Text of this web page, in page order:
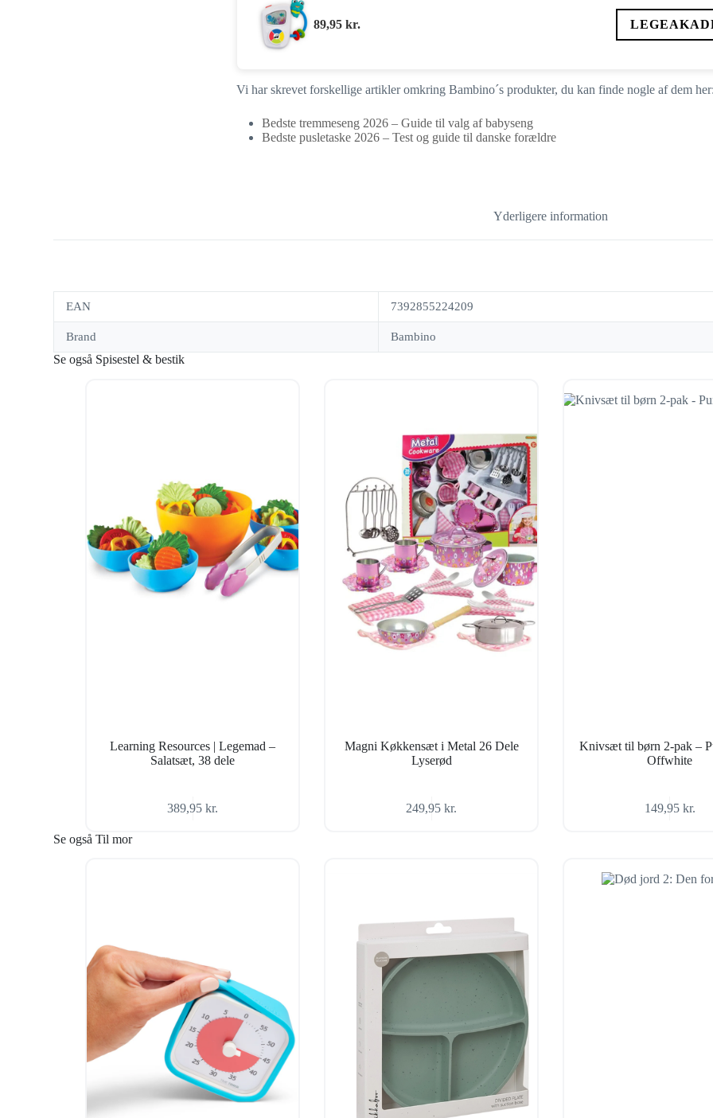
89,95 kr.
Vi har skrevet forskellige artikler omkring Bambino´s produkter, du kan finde nogle af dem
Bedste tremmeseng 2026 – Guide til valg af babyseng
Bedste pusletaske 2026 – Test og guide til danske forældre
Yderligere information
EAN 7392855224209
Brand Bambino
Se også Spisestel & bestik
Learning Resources | Legemad –
Salatsæt, 38 dele
389,95kr.
Magni Køkkensæt i Metal 26 Dele
Lyserød
249,95kr.
Knivsæt til børn 2-pak –
Offwhite
149,95 kr.
Se også Til mor